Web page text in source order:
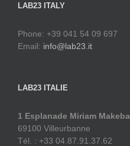
LAB23 ITALY
Phone: +39 041 54 09 697
Email: info@lab23.it
LAB23 ITALIE
1 Esplanade Miriam Makeba
69100 Villeurbanne
Tél. : +33 04.87.91.37.62